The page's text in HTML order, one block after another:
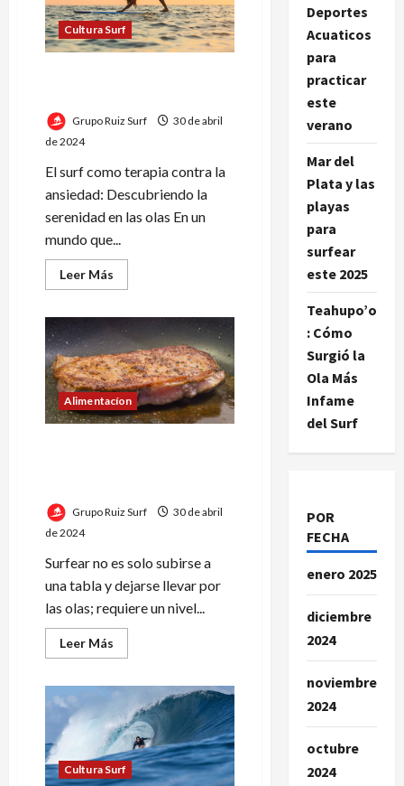
Función
en
el
Arte
Cultura Surf
Grupo Ruiz Surf
30 de abril
de 2024
El surf como terapia contra la
ansiedad: Descubriendo la
serenidad en las olas En un
mundo que...
Leer Más
más
Descubriendo
la
serenidad
en
las
olas
Alimentacíon
Grupo Ruiz Surf
30 de abril
de 2024
Surfear no es solo subirse a
una tabla y dejarse llevar por
las olas; requiere un nivel...
Leer Más
más
Dieta
Equilibrada
para
Surfistas:
Energía
y
Nutrición
sobre
Cultura Surf
Deportes
Acuaticos
para
practicar
este
verano
Mar del
Plata y las
playas
para
surfear
este 2025
Teahupo’o
: Cómo
Surgió la
Ola Más
Infame
del Surf
POR
FECHA
enero 2025
diciembre
2024
noviembre
2024
octubre
2024